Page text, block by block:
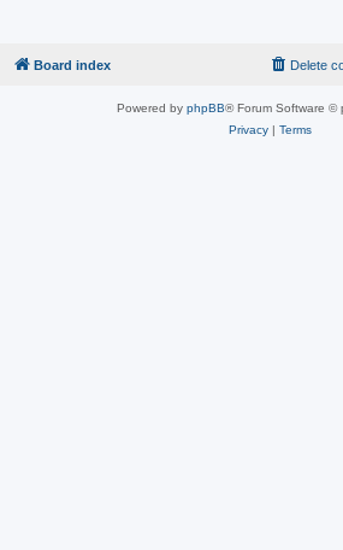
Board index Delete
Powered by phpBB® Forum Software ©
Privacy| Terms